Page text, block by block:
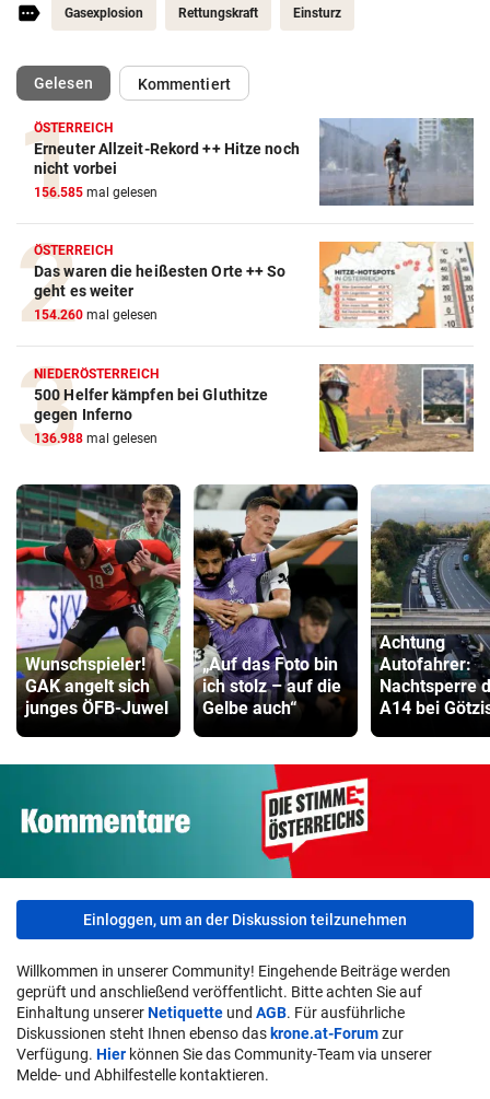
Gasexplosion Rettungskraft Einsturz
Gelesen(ausgewählt)Kommentiert
ÖSTERREICH
Erneuter Allzeit-Rekord ++ Hitze noch
nicht vorbei
156.585 mal gelesen
ÖSTERREICH
Das waren die heißesten Orte ++ So
geht es weiter
154.260 mal gelesen
NIEDERÖSTERREICH
500 Helfer kämpfen bei Gluthitze
gegen Inferno
136.988 mal gelesen
Wunschspieler!
GAK angelt sich
junges ÖFB-Juwel
„Auf das Foto bin
ich stolz – auf die
Gelbe auch“
Achtung
Autofahrer:
Nachtsperre
A14 bei
Einloggen, um an der Diskussion teilzunehmen
Willkommen in unserer Community! Eingehende Beiträge werden
geprüft und anschließend veröffentlicht. Bitte achten Sie auf
Einhaltung unsererNetiquette und AGB. Für ausführliche
Diskussionen steht Ihnen ebenso das krone.at-Forumzur
Verfügung. Hier können Sie das Community-Team via unserer
Melde- und Abhilfestelle kontaktieren.